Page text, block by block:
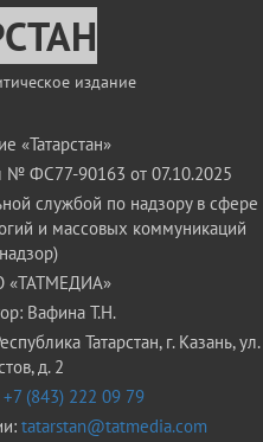
издание
«Татарстан»
№ ФС77-90163 от 07.10.2025
службой по надзору в сфере
и массовых коммуникаций
«ТАТМЕДИА»
Вафина Т.Н.
Татарстан, г. Казань, ул.
д. 2
+7 (843) 222 09 79
tatarstan@tatmedia.com